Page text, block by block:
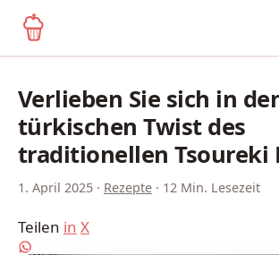
Verlieben Sie sich in
türkischen Twist des
traditionellen Tsoureki
1. April 2025 · Rezepte · 12 Min. Lesezeit
Teilen in X